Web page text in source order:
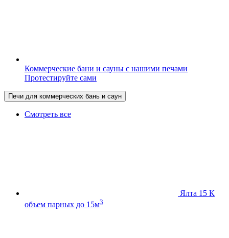
Коммерческие бани и сауны с нашими печами
Протестируйте сами
Печи для коммерческих бань и саун
Смотреть все
Ялта 15 К
объем парных до 15м3